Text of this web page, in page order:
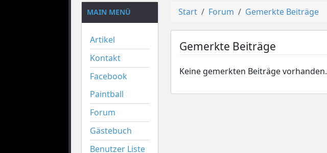
MAIN MENÜ
Artikel
Kontakt
Facebook
Paintball
Forum
Gästebuch
Benutzer Liste
Start Forum Gemerkte Beiträge
Gemerkte Beiträge
Keine gemerkten Beiträge vorhanden.